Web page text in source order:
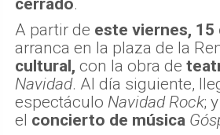
A partir de este viernes, 15
arranca en la plaza de la
cultural, con la obra de
Navidad. Al día siguiente,
espectáculo Navidad Rock;
el concierto de música